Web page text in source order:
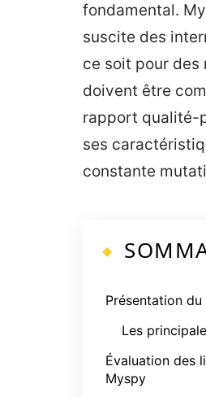
fondamental.
suscite des
ce soit pour
doivent être
rapport qualité-
ses
constante
Présentation
Les
Évaluation des
Myspy